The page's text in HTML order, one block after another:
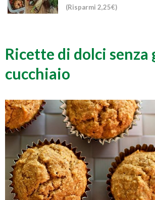
(Risparmi 2,25€)
Ricette di dolci senza
cucchiaio